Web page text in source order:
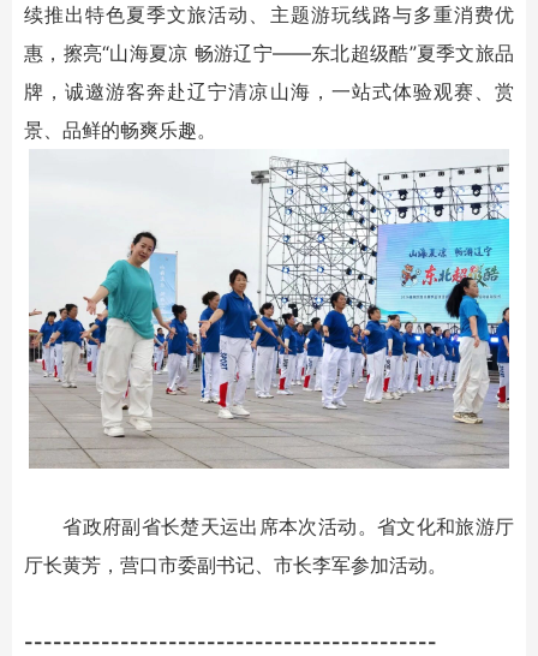
续推出特色夏季文旅活动、主题游玩线路与多重消费优
惠，擦亮“山海夏凉 畅游辽宁——东北超级酷”夏季文旅品
牌，诚邀游客奔赴辽宁清凉山海，一站式体验观赛、赏
景、品鲜的畅爽乐趣。
省政府副省长楚天运出席本次活动。省文化和旅游厅
厅长黄芳，营口市委副书记、市长李军参加活动。
-------------------------------------------